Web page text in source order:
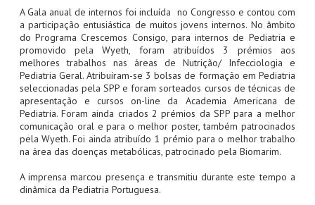
A Gala anual de internos foi incluída no Congresso e contou com
a participação entusiástica de muitos jovens internos. No âmbito
do Programa Crescemos Consigo, para internos de Pediatria e
promovido pela Wyeth, foram atribuídos 3 prémios aos
melhores trabalhos nas áreas de Nutrição/ Infecciologia e
Pediatria Geral. Atribuíram-se 3 bolsas de formação em Pediatria
seleccionadas pela SPP e foram sorteados cursos de técnicas de
apresentação e cursos on-line da Academia Americana de
Pediatria. Foram ainda criados 2 prémios da SPP para a melhor
comunicação oral e para o melhor poster, também patrocinados
pela Wyeth. Foi ainda atribuído 1 prémio para o melhor trabalho
na área das doenças metabólicas, patrocinado pela Biomarim.
A imprensa marcou presença e transmitiu durante este tempo a
dinâmica da Pediatria Portuguesa.